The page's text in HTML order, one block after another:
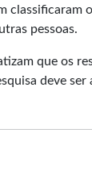
classificaram
pessoas.
que os
deve